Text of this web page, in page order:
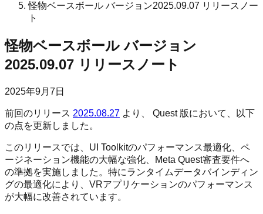
怪物ベースボール バージョン2025.09.07 リリースノー
ト
怪物ベースボール バージョン
2025.09.07 リリースノート
2025年9月7日
前回のリリース 2025.08.27 より、 Quest 版において、以下
の点を更新しました。
このリリースでは、UI Toolkitのパフォーマンス最適化、ペ
ージネーション機能の大幅な強化、Meta Quest審査要件へ
の準拠を実施しました。特にランタイムデータバインディン
グの最適化により、VRアプリケーションのパフォーマンス
が大幅に改善されています。